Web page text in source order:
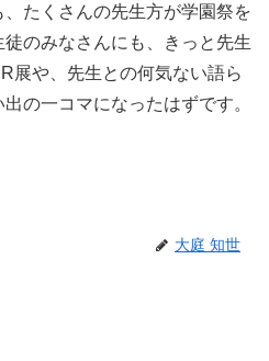
たくさんの先生方が学園祭を
のみなさんにも、きっと先生
展や、先生との何気ない語ら
の一コマになったはずです。
大庭 知世